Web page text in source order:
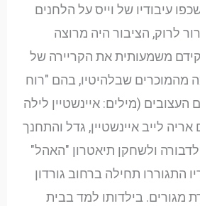
עיבודיו של וייס על הלחנים
לרוק, הציבור היה מרוצה
משמעותית את הקריירה של
מהמוכרים שבלהיטיו, בהם "רוח
העצובים (מילים: איינשטיין לילה
אריה לייב איינשטיין, גדל והתחנך
ולשחקן תיאטרון "האהל"
התגוררו תחילה ברחוב גורדון
מגורים. בילדותו למד בבית